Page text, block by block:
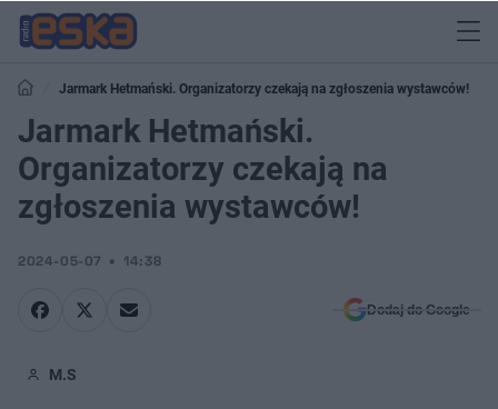
Jarmark Hetmański. Organizatorzy czekają na zgłoszenia wystawców!
Jarmark Hetmański.
Organizatorzy czekają na
zgłoszenia wystawców!
2024-05-07 14:38
Dodaj do Google
M.S